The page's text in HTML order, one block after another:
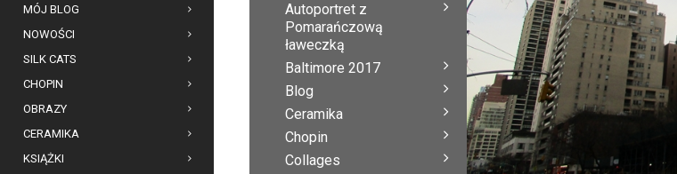
MÓJ BLOG
NOWOŚCI
SILK CATS
CHOPIN
OBRAZY
CERAMIKA
KSIĄŻKI
Autoportret z
Pomarańczową
ławeczką
Baltimore 2017
Blog
Ceramika
Chopin
Collages